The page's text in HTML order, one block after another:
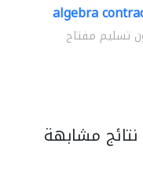
algebra
تسليم مفتاح
نتائج مشابهة